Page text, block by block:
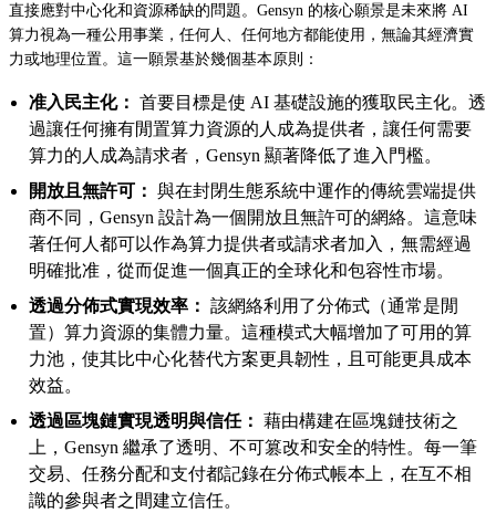
直接應對中心化和資源稀缺的問題。Gensyn 的核心願景是未來將 AI
算力視為一種公用事業，任何人、任何地方都能使用，無論其經濟實
力或地理位置。這一願景基於幾個基本原則：
准入民主化： 首要目標是使 AI 基礎設施的獲取民主化。透
過讓任何擁有閒置算力資源的人成為提供者，讓任何需要
算力的人成為請求者，Gensyn 顯著降低了進入門檻。
開放且無許可： 與在封閉生態系統中運作的傳統雲端提供
商不同，Gensyn 設計為一個開放且無許可的網絡。這意味
著任何人都可以作為算力提供者或請求者加入，無需經過
明確批准，從而促進一個真正的全球化和包容性市場。
透過分佈式實現效率： 該網絡利用了分佈式（通常是閒
置）算力資源的集體力量。這種模式大幅增加了可用的算
力池，使其比中心化替代方案更具韌性，且可能更具成本
效益。
透過區塊鏈實現透明與信任： 藉由構建在區塊鏈技術之
上，Gensyn 繼承了透明、不可篡改和安全的特性。每一筆
交易、任務分配和支付都記錄在分佈式帳本上，在互不相
識的參與者之間建立信任。